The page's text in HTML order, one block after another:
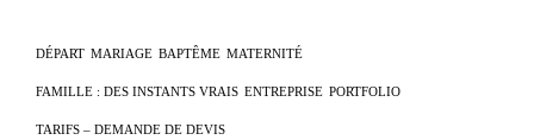
DÉPART MARIAGE BAPTÊME MATERNITÉ
FAMILLE : DES INSTANTS VRAIS ENTREPRISE PORTFOLIO
TARIFS – DEMANDE DE DEVIS